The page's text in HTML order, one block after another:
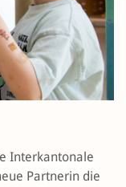
Interkantonale
Partnerin die